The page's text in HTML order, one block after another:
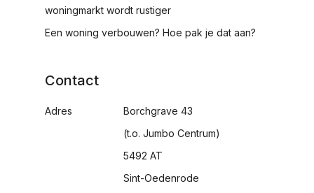
woningmarkt wordt rustiger
Een woning verbouwen? Hoe pak je dat aan?
Contact
Adres
Borchgrave 43
(t.o. Jumbo Centrum)
5492 AT
Sint-Oedenrode